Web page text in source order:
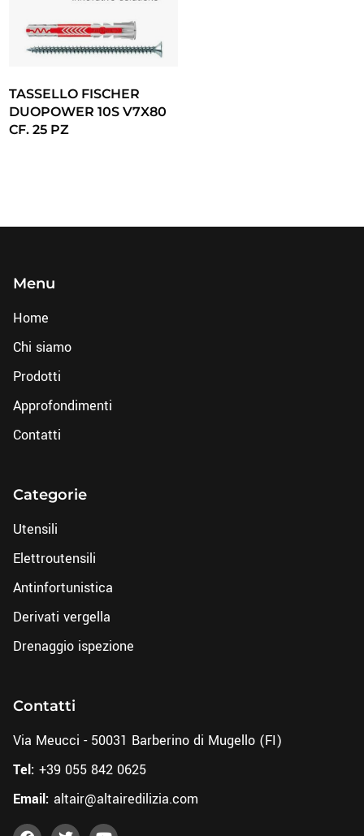
TASSELLO FISCHER
DUOPOWER 10S V7X80
CF. 25 PZ
Menu
Home
Chi siamo
Prodotti
Approfondimenti
Contatti
Categorie
Utensili
Elettroutensili
Antinfortunistica
Derivati vergella
Drenaggio ispezione
Contatti
Via Meucci - 50031 Barberino di Mugello (FI)
Tel: +39 055 842 0625
Email: altair@altairedilizia.com